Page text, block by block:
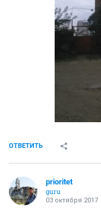
ОТВЕТИТЬ
prioritet
guru
03 октября 2017